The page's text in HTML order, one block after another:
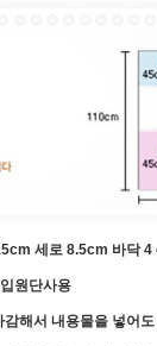
세로 8.5cm 바닥 4
원단사용
해서 내용물을 넣어